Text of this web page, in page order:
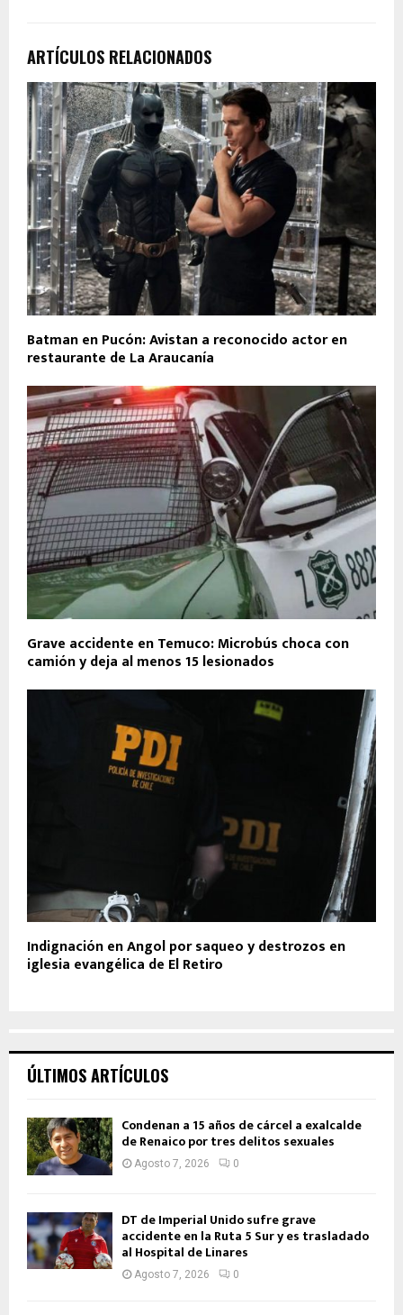
ARTÍCULOS RELACIONADOS
Batman en Pucón: Avistan a reconocido actor en
restaurante de La Araucanía
Grave accidente en Temuco: Microbús choca con
camión y deja al menos 15 lesionados
Indignación en Angol por saqueo y destrozos en
iglesia evangélica de El Retiro
ÚLTIMOS ARTÍCULOS
Condenan a 15 años de cárcel a exalcalde
de Renaico por tres delitos sexuales
Agosto 7, 2026 0
DT de Imperial Unido sufre grave
accidente en la Ruta 5 Sur y es trasladado
al Hospital de Linares
Agosto 7, 2026 0